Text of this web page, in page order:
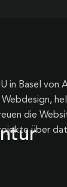
in Basel von
die
über